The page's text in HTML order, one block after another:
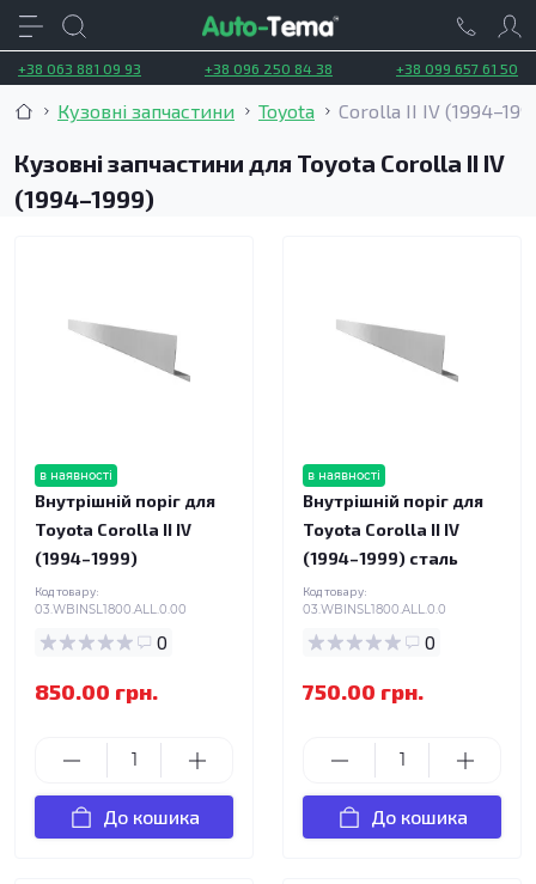
+38 063 881 09 93 +38 096 250 84 38 +38 099 657 61 50
Кузовні запчастини Toyota Corolla II IV
Кузовні запчастини для Toyota Corolla II IV
(1994–1999)
в наявності
Внутрішній поріг для
Toyota Corolla II IV
(1994–1999)
Код товару:
03.WBINSL1800.ALL.0.00
0
850.00 грн.
До кошика
в наявності
Внутрішній поріг для
Toyota Corolla II IV
(1994–1999) сталь
Код товару:
03.WBINSL1800.ALL.0.0
0
750.00 грн.
До кошика